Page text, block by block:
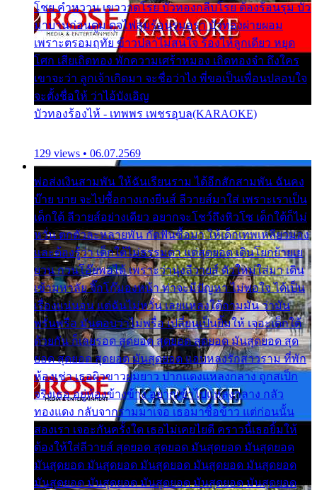
โชย คำหวาน เขาวาดโรย บัวทองกลีบโรย ต้องร้อนรุม บัว
มาบานก่อนตูม ดุจไฟสุมร้อนรุมอุรา บัวทองผ่ายผอม
เพราะตรอมฤทัย ข้าวปลาไม่สนใจ ร้องไห้ลูกเดียว หยุด
โศก เสียเถิดทอง พักความเศร้าหมอง เถิดทองจ๋า ถึงใคร
เขาจะว่า ลูกเจ้าเกิดมา จะชื่อว่าไง พี่ขอเป็นเพื่อนปลอบใจ
จะตั้งชื่อให้ ว่าไอ้บังเอิญ
บัวทองร้องไห้ - เทพพร เพชรอุบล(KARAOKE)
129 views • 06.07.2569
พ่อส่งเงินสามพัน ให้ฉันเรียนราม ได้อีกสักสามพัน ฉันคง
บ๊าย บาย จะไปซื้อกางเกงยีนส์ ลีวายส์มาใส่ เพราะเราเป็น
เด็กใต้ ลีวายส์อย่างเดียว อยากจะโชว์ถึงหิวโซ เด็กใต้ก็ไม่
หวั่น ตกตัวละหลายพัน กัดฟันซื้อมา ให้เด็กเทพเหลียวมอง
และต้องรู้ว่า เด็กใต้ไม่ธรรมดา แต่สุดยอด เดินโยกย้ายเย
ยวน กวนโอ๊ยพอได้ เพราะว่านุ่งลีวายส์ ตัวใหม่ใส่มา เดิน
เข้ามหาลัย จิ๊กโก๊มองหน้า ท่าจะมีปัญหา ไม่พอใจ ได้เป็น
เรื่องแน่นอน แต่ฉันไม่หวั่น เลยแหลงใต้ถามมัน ว่ามัน
พรั่นพรือ มันตอบว่าไม่พรื่อ เปลี่ยนเป็นยิ้มให้ เจอะเด็กใต้
ด้วยกัน ก็เลยรอด สุดยอด สุดยอด สุดยอด มันสุดยอด สุด
ยอด สุดยอด สุดยอด มันสุดยอด แอบหลงรักสาวราม ที่พัก
ห้องเช่า เธอผิวขาวผมยาว ปากแดงแหลงกลาง ถูกสเป็ก
จริงเธอ อยู่ห้องข้างข้าง อยากเข้าไปแหลงกลาง กลัว
ทองแดง กลับจากรามมาเจอ เธอมาซื้อข้าว แต่ก่อนนั้น
สองเรา เจอะกันครั้งใด เธอไม่เคยไยดี คราวนี้เธอยิ้มให้
ต้องให้ใส่ลีวายส์ สุดยอด สุดยอด มันสุดยอด มันสุดยอด
มันสุดยอด มันสุดยอด มันสุดยอด มันสุดยอด มันสุดยอด
มันสุดยอด มันสุดยอด มันสุดยอด มันสุดยอด มันสุดยอด